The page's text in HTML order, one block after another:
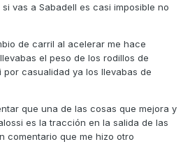
vas a Sabadell es casi imposible no
de carril al acelerar me hace
el peso de los rodillos de
por casualidad ya los llevabas de
que una de las cosas que mejora y
es la tracción en la salida de las
comentario que me hizo otro